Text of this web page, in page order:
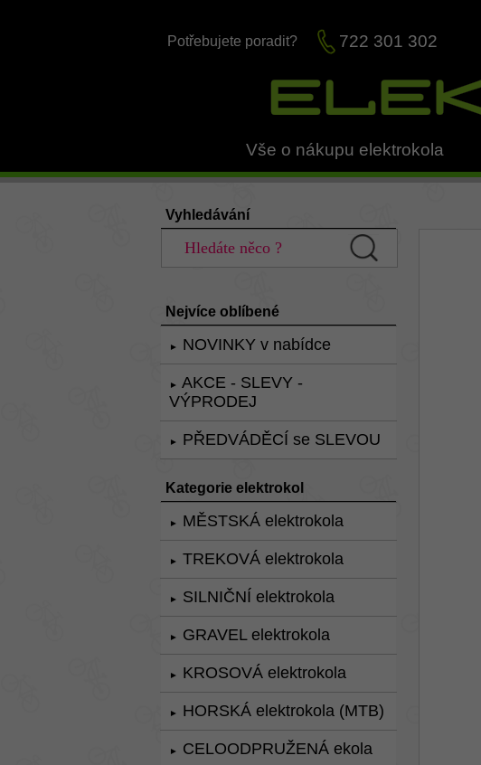
Potřebujete poradit? 722 301 302
Vše o nákupu elektrokola
Vyhledávání
Nejvíce oblíbené
► NOVINKY v nabídce
►
AKCE - SLEVY -
VÝPRODEJ
► PŘEDVÁDĚCÍ se SLEVOU
Kategorie elektrokol
► MĚSTSKÁ elektrokola
► TREKOVÁ elektrokola
► SILNIČNÍ elektrokola
► GRAVEL elektrokola
► KROSOVÁ elektrokola
► HORSKÁ elektrokola (MTB)
► CELOODPRUŽENÁ ekola